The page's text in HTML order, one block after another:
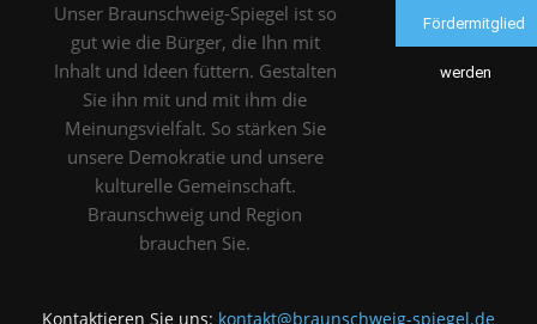
Unser Braunschweig-Spiegel ist so
gut wie die Bürger, die Ihn mit
Inhalt und Ideen füttern. Gestalten
Sie ihn mit und mit ihm die
Meinungsvielfalt. So stärken Sie
unsere Demokratie und unsere
kulturelle Gemeinschaft.
Braunschweig und Region
brauchen Sie.
Fördermitglied
werden
Kontaktieren Sie uns: kontakt@braunschweig-spiegel.de